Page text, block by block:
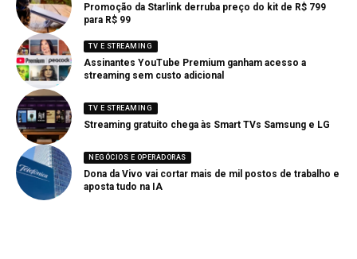
Promoção da Starlink derruba preço do kit de R$ 799
para R$ 99
TV E STREAMING
Assinantes YouTube Premium ganham acesso a
streaming sem custo adicional
TV E STREAMING
Streaming gratuito chega às Smart TVs Samsung e LG
NEGÓCIOS E OPERADORAS
Dona da Vivo vai cortar mais de mil postos de trabalho e
aposta tudo na IA